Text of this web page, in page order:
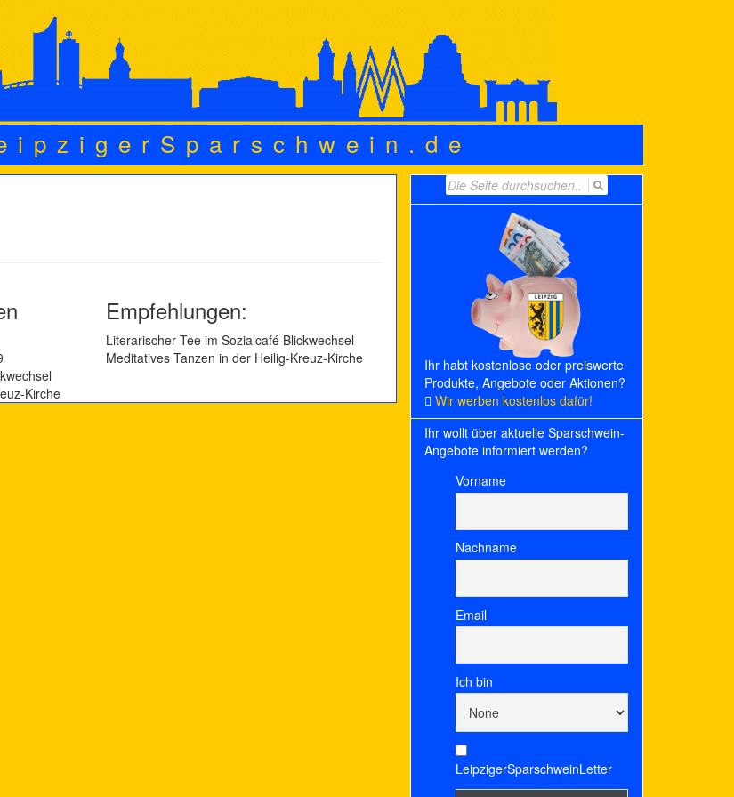
Kirche
Empfehlungen:
Literarischer Tee im Sozialcafé Blickwechsel
Meditatives Tanzen in der Heilig-Kreuz-Kirche
Search
for:
Ihr habt kostenlose oder preiswerte
Produkte, Angebote oder Aktionen?
Wir werben kostenlos dafür!
Ihr wollt über aktuelle Sparschwein-
Angebote informiert werden?
Vorname
Nachname
Email
Ich bin
LeipzigerSparschweinLetter